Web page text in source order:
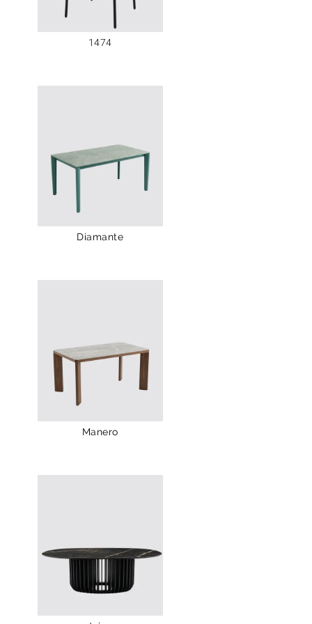
1474
Diamante
Manero